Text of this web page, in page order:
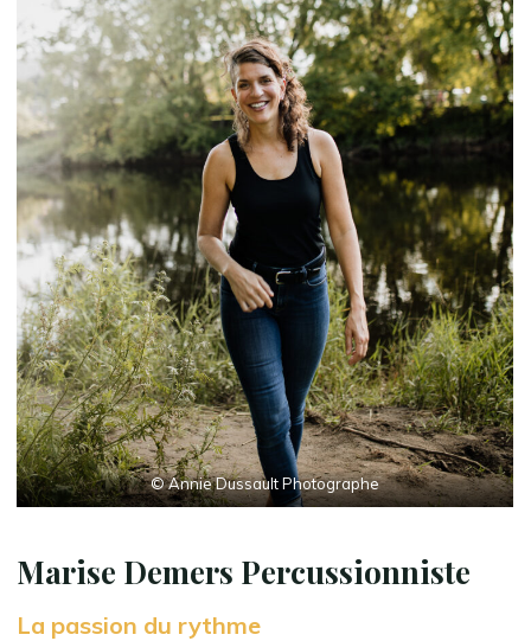
© Annie Dussault Photographe
Marise Demers Percussionniste
La passion du rythme